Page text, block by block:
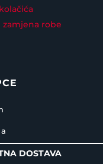
zamjena robe
DOSTAVA